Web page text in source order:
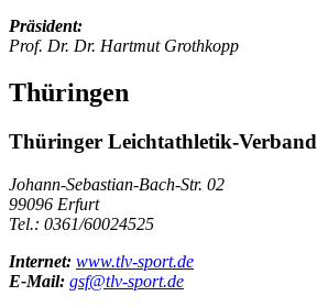
Präsident:
Prof. Dr. Dr. Hartmut Grothkopp
Thüringen
Thüringer Leichtathletik-Verband
Johann-Sebastian-Bach-Str. 02
99096 Erfurt
Tel.: 0361/60024525
Internet: www.tlv-sport.de
E-Mail: gsf@tlv-sport.de